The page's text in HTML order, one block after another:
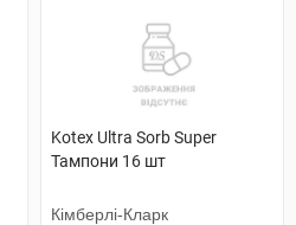
Kotex Ultra Sorb Super
Тампони 16 шт
Кімберлі-Кларк